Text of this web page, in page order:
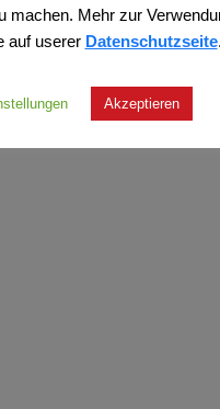
machen. Mehr zur
auf userer Datenschutzseite.
Akzeptieren